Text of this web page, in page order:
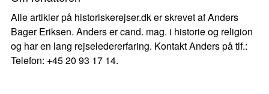
Alle artikler på historiskerejser.dk er skrevet af Anders
Bager Eriksen. Anders er cand. mag. i historie og religion
og har en lang rejseledererfaring. Kontakt Anders på tlf.:
Telefon: +45 20 93 17 14.